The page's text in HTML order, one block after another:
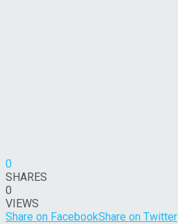
0
SHARES
0
VIEWS
Share on FacebookShare on Twitter